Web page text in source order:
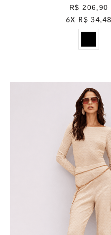
R$ 206,90
6X R$ 34,48